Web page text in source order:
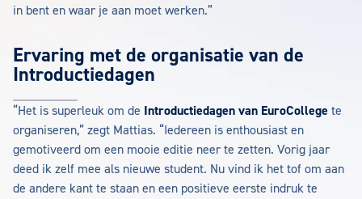
in bent en waar je aan moet werken.”
Ervaring met de organisatie van de
Introductiedagen
“Het is superleuk om de Introductiedagen van EuroCollege te
organiseren,” zegt Mattias. “Iedereen is enthousiast en
gemotiveerd om een mooie editie neer te zetten. Vorig jaar
deed ik zelf mee als nieuwe student. Nu vind ik het tof om aan
de andere kant te staan en een positieve eerste indruk te